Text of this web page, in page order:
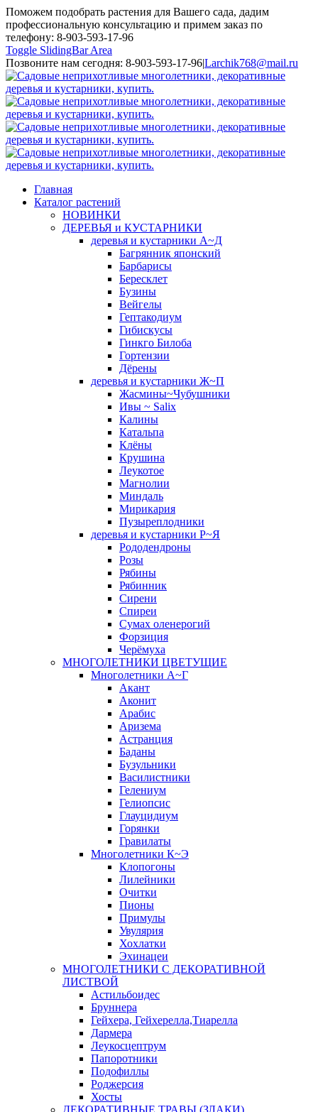
Поможем подобрать растения для Вашего сада, дадим
профессиональную консультацию и примем заказ по
телефону: 8-903-593-17-96
Toggle SlidingBar Area
Позвоните нам сегодня: 8-903-593-17-96|Larchik768@mail.ru
Главная
Каталог растений
НОВИНКИ
ДЕРЕВЬЯ и КУСТАРНИКИ
деревья и кустарники А~Д
Багрянник японский
Барбарисы
Бересклет
Бузины
Вейгелы
Гептакодиум
Гибискусы
Гинкго Билоба
Гортензии
Дёрены
деревья и кустарники Ж~П
Жасмины~Чубушники
Ивы ~ Salix
Калины
Катальпа
Клёны
Крушина
Леукотое
Магнолии
Миндаль
Мирикария
Пузыреплодники
деревья и кустарники Р~Я
Рододендроны
Розы
Рябины
Рябинник
Сирени
Спиреи
Сумах оленерогий
Форзиция
Черёмуха
МНОГОЛЕТНИКИ ЦВЕТУЩИЕ
Многолетники А~Г
Акант
Аконит
Арабис
Аризема
Астранция
Баданы
Бузульники
Василистники
Гелениум
Гелиопсис
Глауцидиум
Горянки
Гравилаты
Многолетники К~Э
Клопогоны
Лилейники
Очитки
Пионы
Примулы
Увулярия
Хохлатки
Эхинацеи
МНОГОЛЕТНИКИ С ДЕКОРАТИВНОЙ
ЛИСТВОЙ
Астильбоидес
Бруннера
Гейхера, Гейхерелла,Тиарелла
Дармера
Леукосцептрум
Папоротники
Подофиллы
Роджерсия
Хосты
ДЕКОРАТИВНЫЕ ТРАВЫ (ЗЛАКИ)